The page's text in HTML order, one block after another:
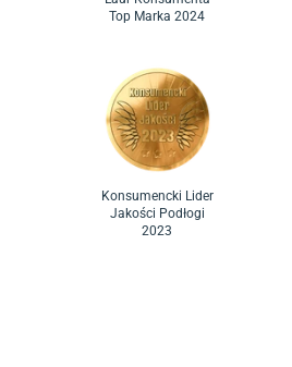
Top Marka 2024
Konsumencki Lider
Jakości Podłogi
2023